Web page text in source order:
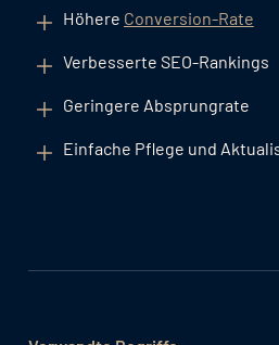
Höhere Conversion-Rate
Verbesserte SEO-Rankings
Geringere Absprungrate
Einfache Pflege und